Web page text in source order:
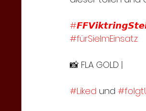
#fürSieImEinsatz
📸 FLA GOLD |
#Liked und